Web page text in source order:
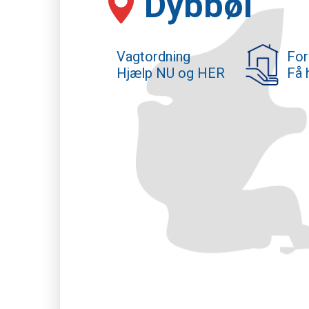
Vagtordning
Hjælp NU og HER
Få